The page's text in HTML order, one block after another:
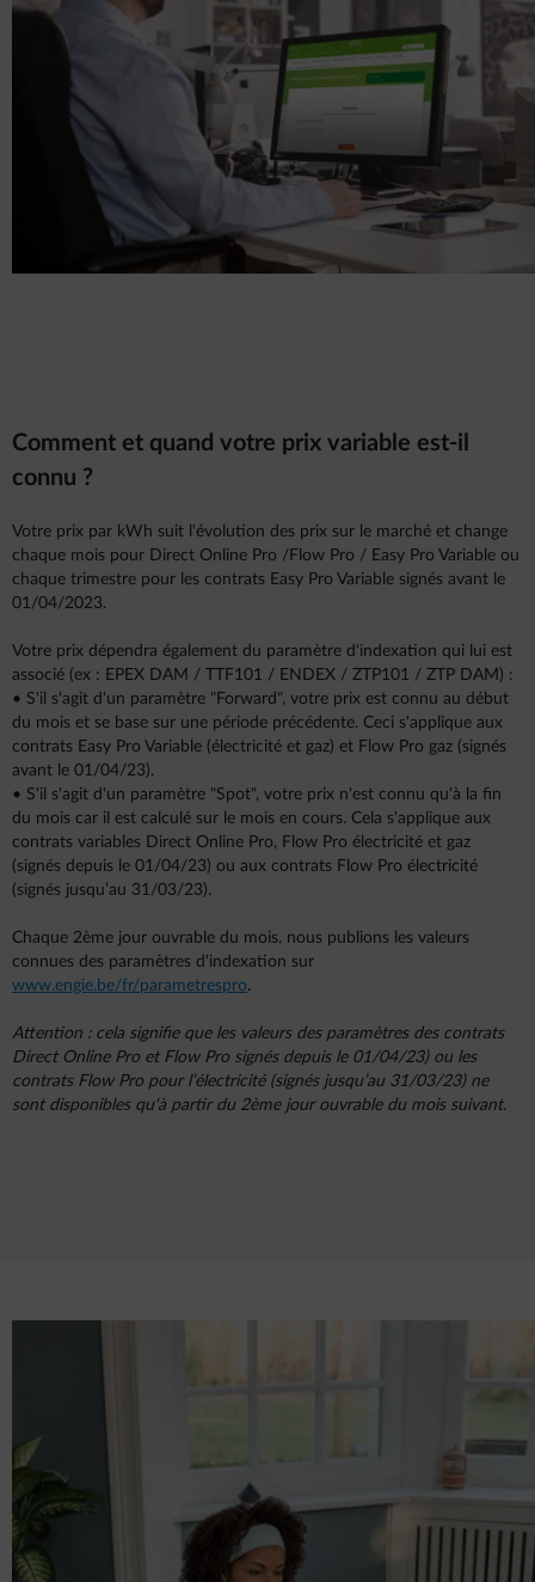
Comment et quand votre prix variable est-il
connu ?
Votre prix par kWh suit l'évolution des prix sur le marché et change
chaque mois pour Direct Online Pro /Flow Pro / Easy Pro Variable ou
chaque trimestre pour les contrats Easy Pro Variable signés avant le
01/04/2023.
Votre prix dépendra également du paramètre d'indexation qui lui est
associé (ex : EPEX DAM / TTF101 / ENDEX / ZTP101 / ZTP DAM) :
• S'il s'agit d'un paramètre "Forward", votre prix est connu au début
du mois et se base sur une période précédente. Ceci s'applique aux
contrats Easy Pro Variable (électricité et gaz) et Flow Pro gaz (signés
avant le 01/04/23).
• S'il s'agit d'un paramètre "Spot", votre prix n'est connu qu'à la fin
du mois car il est calculé sur le mois en cours. Cela s'applique aux
contrats variables Direct Online Pro, Flow Pro électricité et gaz
(signés depuis le 01/04/23) ou aux contrats Flow Pro électricité
(signés jusqu’au 31/03/23).
Chaque 2ème jour ouvrable du mois, nous publions les valeurs
connues des paramètres d'indexation sur
www.engie.be/fr/parametrespro.
Attention : cela signifie que les valeurs des paramètres des contrats
Direct Online Pro et Flow Pro signés depuis le 01/04/23) ou les
contrats Flow Pro pour l’électricité (signés jusqu’au 31/03/23) ne
sont disponibles qu'à partir du 2ème jour ouvrable du mois suivant.